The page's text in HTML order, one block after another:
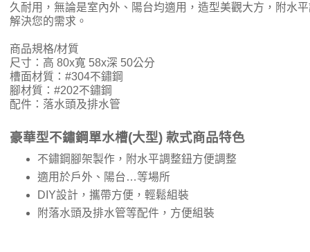
久耐用，無論是室內外、陽台均適用，造型美觀大方，附水
解決您的需求。
商品規格/材質
尺寸：高 80x寬 58x深 50公分
槽面材質：#304不鏽鋼
腳材質：#202不鏽鋼
配件：落水頭及排水管
豪華型不鏽鋼單水槽(大型) 款式商品特色
不鏽鋼腳架製作，附水平調整鈕方便調整
適用於戶外、陽台…等場所
DIY設計，攜帶方便，輕鬆組裝
附落水頭及排水管等配件，方便組裝